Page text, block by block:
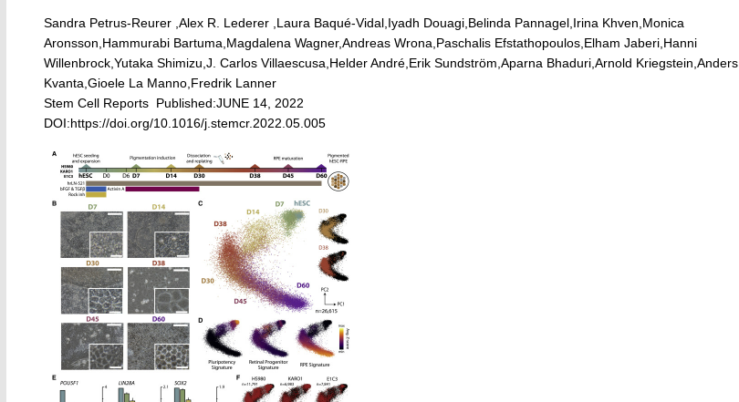
Sandra Petrus-Reurer ,Alex R. Lederer ,Laura Baqué-Vidal,Iyadh Douagi,Belinda Pannagel,Irina Khven,Monica
Aronsson,Hammurabi Bartuma,Magdalena Wagner,Andreas Wrona,Paschalis Efstathopoulos,Elham Jaberi,Hanni
Willenbrock,Yutaka Shimizu,J. Carlos Villaescusa,Helder André,Erik Sundstrӧm,Aparna Bhaduri,Arnold Kriegstein,Anders
Kvanta,Gioele La Manno,Fredrik Lanner
Stem Cell Reports Published:JUNE 14, 2022
DOI:https://doi.org/10.1016/j.stemcr.2022.05.005